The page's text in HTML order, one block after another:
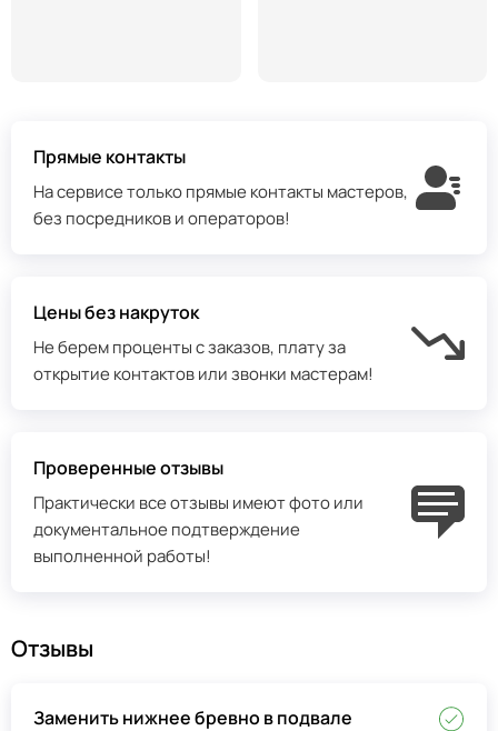
Прямые контакты
На сервисе только прямые контакты мастеров,
без посредников и операторов!
Цены без накруток
Не берем проценты с заказов, плату за
открытие контактов или звонки мастерам!
Проверенные отзывы
Практически все отзывы имеют фото или
документальное подтверждение
выполненной работы!
Отзывы
Заменить нижнее бревно в подвале